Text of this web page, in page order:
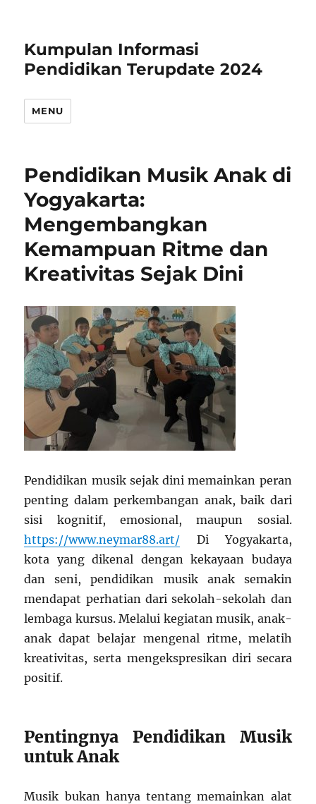
Kumpulan Informasi
Pendidikan Terupdate 2024
MENU
Pendidikan Musik Anak di
Yogyakarta:
Mengembangkan
Kemampuan Ritme dan
Kreativitas Sejak Dini
Pendidikan musik sejak dini memainkan peran
penting dalam perkembangan anak, baik dari
sisi kognitif, emosional, maupun sosial.
https://www.neymar88.art/ Di Yogyakarta,
kota yang dikenal dengan kekayaan budaya
dan seni, pendidikan musik anak semakin
mendapat perhatian dari sekolah-sekolah dan
lembaga kursus. Melalui kegiatan musik, anak-
anak dapat belajar mengenal ritme, melatih
kreativitas, serta mengekspresikan diri secara
positif.
Pentingnya Pendidikan Musik
untuk Anak
Musik bukan hanya tentang memainkan alat